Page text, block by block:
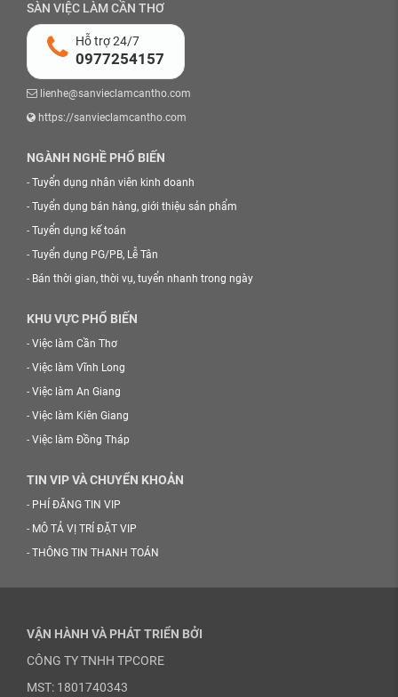
SÀN VIỆC LÀM CẦN THƠ
Hỗ trợ 24/7
0977254157
lienhe@sanvieclamcantho.com
https://sanvieclamcantho.com
NGÀNH NGHỀ PHỔ BIẾN
- Tuyển dụng nhân viên kinh doanh
- Tuyển dụng bán hàng, giới thiệu sản phẩm
- Tuyển dụng kế toán
- Tuyển dụng PG/PB, Lễ Tân
- Bán thời gian, thời vụ, tuyển nhanh trong ngày
KHU VỰC PHỔ BIẾN
- Việc làm Cần Thơ
- Việc làm Vĩnh Long
- Việc làm An Giang
- Việc làm Kiên Giang
- Việc làm Đồng Tháp
TIN VIP VÀ CHUYỂN KHOẢN
- PHÍ ĐĂNG TIN VIP
- MÔ TẢ VỊ TRÍ ĐẶT VIP
- THÔNG TIN THANH TOÁN
VẬN HÀNH VÀ PHÁT TRIỂN BỞI
CÔNG TY TNHH TPCORE
MST: 1801740343